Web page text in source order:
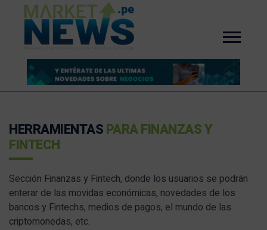
HERRAMIENTASPARA FINANZAS Y
FINTECH
Sección Finanzas y Fintech, donde los usuarios se podrán
enterar de las movidas económicas, novedades de los
bancos y Fintechs, medios de pagos, el mundo de las
criptomonedas, etc.